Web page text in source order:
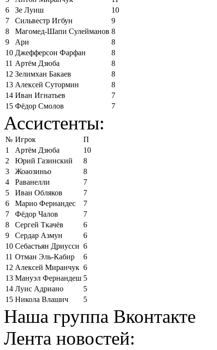
6
Зе Луиш
10
7
Сильвестр Игбун
9
8
Магомед-Шапи Сулейманов 8
9
Ари
8
10 Джефферсон Фарфан
8
11 Артём Дзюба
8
12 Зелимхан Бакаев
8
13 Алексей Сутормин
8
14 Иван Игнатьев
7
15 Фёдор Смолов 7
Ассистенты:
№ Игрок
П
1
Артём Дзюба
10
2
Юрий Газинский
8
3
Жоаозиньо
8
4
Раванелли
7
5
Иван Обляков
7
6
Марио Фернандес
7
7
Фёдор Чалов
7
8
Сергей Ткачёв
6
9
Сердар Азмун
6
10 Себастьян Дриусси 6
11 Отман Эль-Кабир
6
12 Алексей Миранчук 6
13 Мануэл Фернандеш 5
14 Луис Адриано
5
15 Никола Влашич 5
Наша группа Вконтакте
Лента новостей: